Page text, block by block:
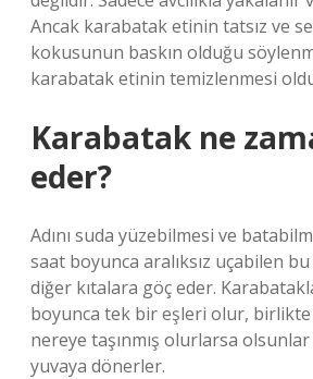
Ancak karabatak etinin tatsız ve
kokusunun baskın olduğu
karabatak etinin temizlenmesi
Karabatak ne
eder?
Adını suda yüzebilmesi ve
saat boyunca aralıksız uçabilen
diğer kıtalara göç eder.
boyunca tek bir eşleri olur,
nereye taşınmış olurlarsa olsunlar
yuvaya dönerler.